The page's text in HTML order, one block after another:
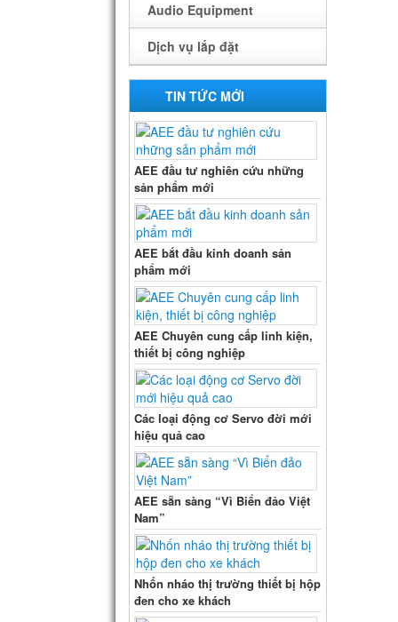
Audio Equipment
Dịch vụ lắp đặt
LẮP ĐẶT CAMERA
LẮP ĐẶT LED Q.CÁO
CỬA TỰ ĐỘNG
TIN TỨC MỚI
AEE đầu tư nghiên cứu những
sản phẩm mới
AEE bắt đầu kinh doanh sản
phẩm mới
AEE Chuyên cung cấp linh kiện,
thiết bị công nghiệp
Các loại động cơ Servo đời mới
hiệu quả cao
AEE sẵn sàng “Vì Biển đảo Việt
Nam”
Nhốn nháo thị trường thiết bị hộp
đen cho xe khách